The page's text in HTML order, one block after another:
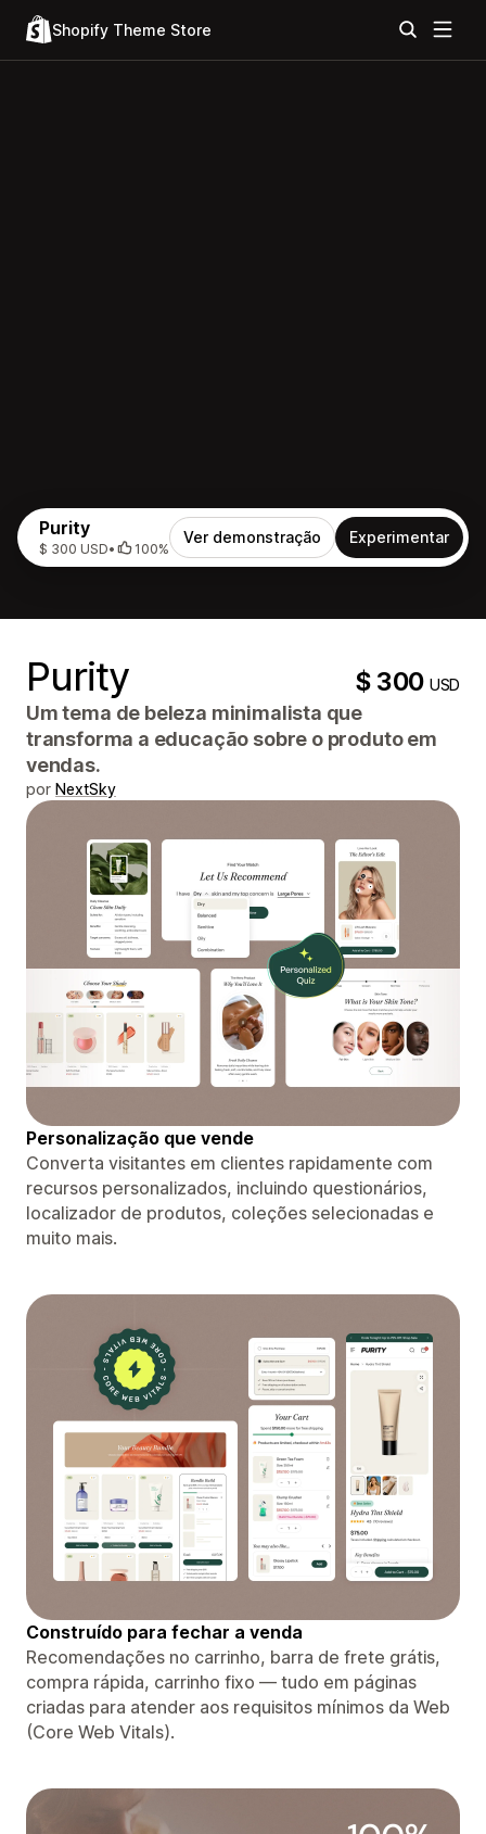
Shopify Theme Store
Purity
$ 300 USD• 100%
Ver demonstração Experimentar
Purity $ 300USD
Um tema de beleza minimalista que
transforma a educação sobre o produto em
vendas.
por NextSky
Personalização que vende
Converta visitantes em clientes rapidamente com
recursos personalizados, incluindo questionários,
localizador de produtos, coleções selecionadas e
muito mais.
Construído para fechar a venda
Recomendações no carrinho, barra de frete grátis,
compra rápida, carrinho fixo — tudo em páginas
criadas para atender aos requisitos mínimos da Web
(Core Web Vitals).